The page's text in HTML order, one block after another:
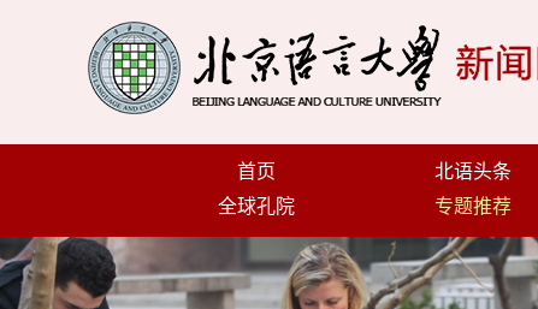
首页 北语头条
全球孔院
专题推荐